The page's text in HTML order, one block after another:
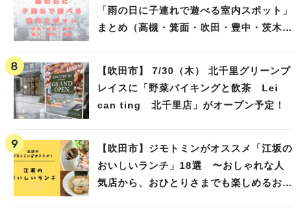
「雨の日に子連れで遊べる室内スポット」
まとめ（高槻・箕面・吹田・豊中・茨木・
【吹田市】 7/30（木） 北千里グリーンプ
レイスに「野菜バイキングと飲茶 Lei
can ting 北千里店」がオープン予定！
【吹田市】ジモトミンがオススメ「江坂の
おいしいランチ」18選 〜おしゃれな人
気店から、おひとりさまでも楽しめるお店